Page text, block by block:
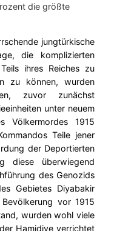
die größte
jungtürkische
die komplizierten
ihres Reiches zu
zu können, wurden
zuvor zunächst
unter neuem
Völkermordes 1915
Teile jener
der Deportierten
diese überwiegend
des Genozids
Gebietes Diyabakir
vor 1915
wurden wohl viele
Hamidiye verrichtet